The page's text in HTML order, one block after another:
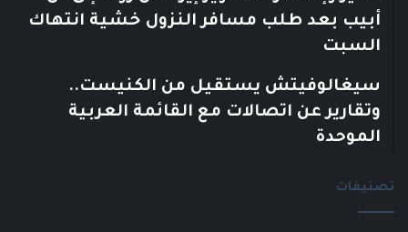
أبيب بعد طلب مسافر النزول خشية انتهاك
السبت
سيغالوفيتش يستقيل من الكنيست..
وتقارير عن اتصالات مع القائمة العربية
الموحدة
تصنيفات